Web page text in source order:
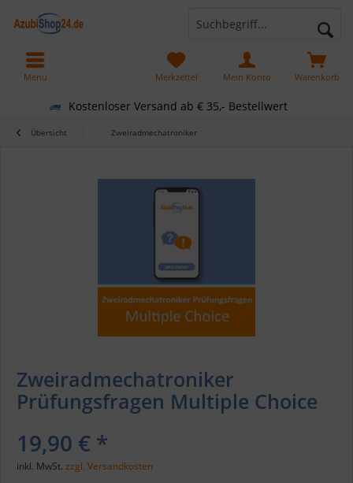
Kostenloser Versand ab € 35,- Bestellwert
Warenkorb
Merkzettel Mein Konto
Menü
Übersicht Zweiradmechatroniker
Zweiradmechatroniker
Prüfungsfragen Multiple Choice
19,90 € *
inkl. MwSt. zzgl. Versandkosten